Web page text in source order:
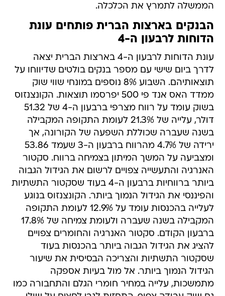
הממשלה לתמרץ את הכלכלה.
הבנקים בארצות הברית פותחים עונת
הדוחות לרבעון ה-4
עונת הדוחות לרבעון ה-4 בארצות הברית יצאה
לדרך ביום שישי עם מספר בנקים בולטים שדיווחו על
תוצאותיהם. השבוע 8% נוספים במונחי שווי שוק
ממדד האס אנד פי 500 יפרסמו תוצאות. הקונצנזוס
בשוק עומד על רווח מצרפי ברבעון ה-4 של 51.32
דולר, עלייה של 21.3% לעומת התקופה המקבילה
בשנה שעברה שכוללת השפעה של הקורונה, אך
ירידה של 4.7% מהרווח ברבעון ה-3 שעמד 53.86
ומצביעה על המשך המיתון בצמיחה ברווח. סקטור
האנרגיה והתעשייה צפויים לרשום את הגידול הגבוה
ביותר ברווחיות ברבעון ה-4 בעוד שסקטור התשתיות
והפיננסי את הגידול הנמוך ביותר. הקונצנזוס בנוגע
לעלייה בהכנסות עומד על 12.9% לעומת התקופה
המקבילה בשנה שעברה ולעומת צמיחה של 17.8%
ברבעון הקודם. סקטור האנרגיה והחומרים צפויים
להציג את הגידול הגבוה ביותר בהכנסות בעוד
שסקטור התשתיות והצריכה הבסיסית את שיעור
הגידול הנמוך ביותר. אל מול בעיות אספקה
מתמשכות, עלייה במחיר חומרי הגלם והתחבורה כמו